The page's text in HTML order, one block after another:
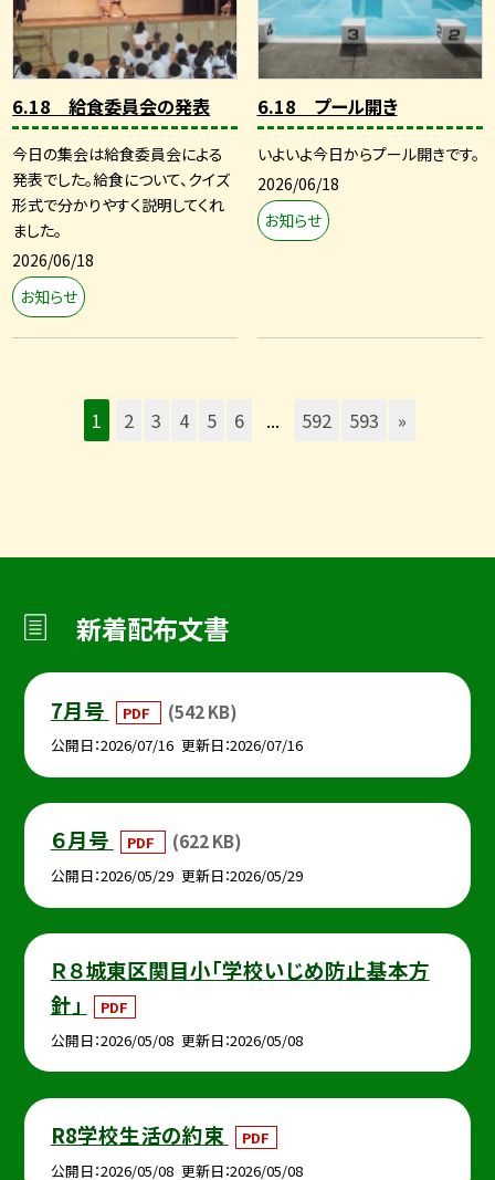
6.18 給食委員会の発表
今日の集会は給食委員会による
発表でした。給食について、クイズ
形式で分かりやすく説明してくれ
ました。
2026/06/18
お知らせ
6.18 プール開き
いよいよ今日からプール開きです。
2026/06/18
お知らせ
1 2 3 4 5 6 ... 592 593 »
新着配布文書
7月号 PDF (542 KB)
公開日 2026/07/16 更新日 2026/07/16
６月号 PDF (622 KB)
公開日 2026/05/29 更新日 2026/05/29
Ｒ８城東区関目小「学校いじめ防止基本方
針」
PDF
公開日 2026/05/08 更新日 2026/05/08
R8学校生活の約束
PDF
公開日 2026/05/08 更新日 2026/05/08